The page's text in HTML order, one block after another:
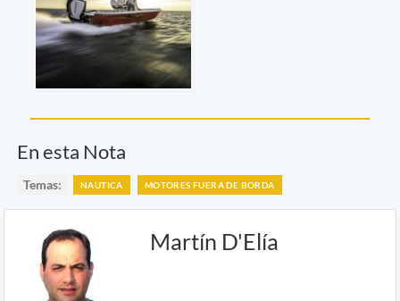
En esta Nota
Temas: NAUTICA MOTORES FUERA DE BORDA
Martín D'Elía